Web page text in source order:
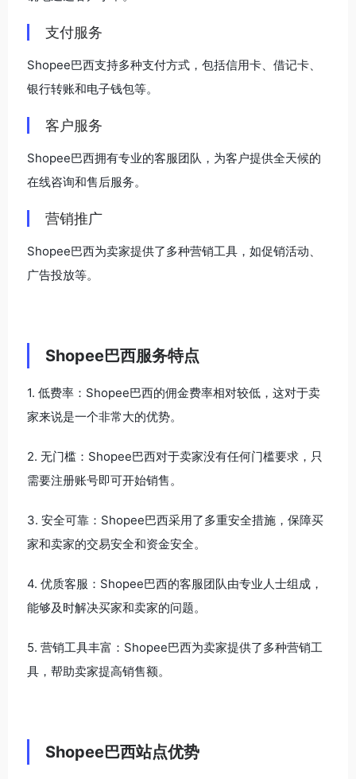
支付服务
Shopee巴西支持多种支付方式，包括信用卡、借记卡、
银行转账和电子钱包等。
客户服务
Shopee巴西拥有专业的客服团队，为客户提供全天候的
在线咨询和售后服务。
营销推广
Shopee巴西为卖家提供了多种营销工具，如促销活动、
广告投放等。
Shopee巴西服务特点
1. 低费率：Shopee巴西的佣金费率相对较低，这对于卖
家来说是一个非常大的优势。
2. 无门槛：Shopee巴西对于卖家没有任何门槛要求，只
需要注册账号即可开始销售。
3. 安全可靠：Shopee巴西采用了多重安全措施，保障买
家和卖家的交易安全和资金安全。
4. 优质客服：Shopee巴西的客服团队由专业人士组成，
能够及时解决买家和卖家的问题。
5. 营销工具丰富：Shopee巴西为卖家提供了多种营销工
具，帮助卖家提高销售额。
Shopee巴西站点优势